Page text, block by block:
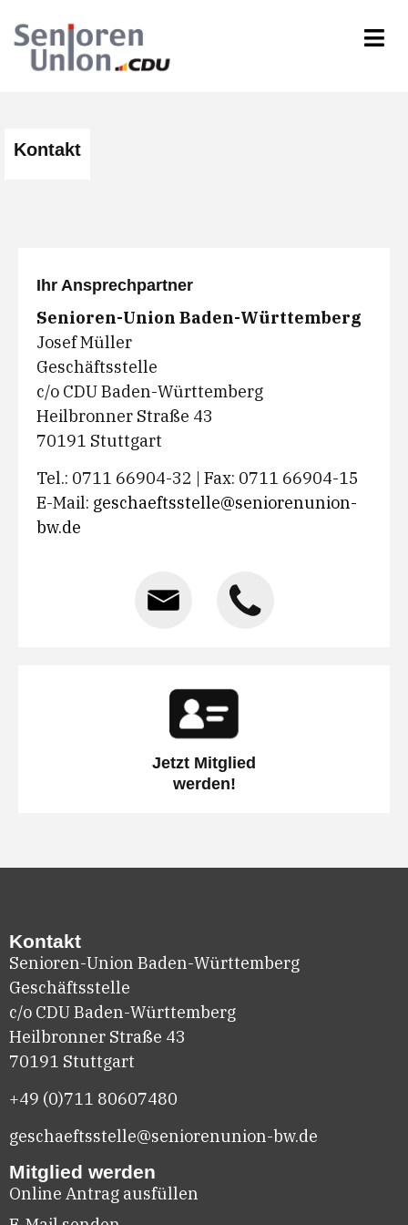
Kontakt
Ihr Ansprechpartner
Senioren-Union Baden-Württemberg
Josef Müller
Geschäftsstelle
c/o CDU Baden-Württemberg
Heilbronner Straße 43
70191 Stuttgart
Tel.: 0711 66904-32 | Fax: 0711 66904-15
E-Mail: geschaeftsstelle@seniorenunion-
bw.de
Jetzt Mitglied
werden!
Kontakt
Senioren-Union Baden-Württemberg
Geschäftsstelle
c/o CDU Baden-Württemberg
Heilbronner Straße 43
70191 Stuttgart
+49 (0)711 80607480
geschaeftsstelle@seniorenunion-bw.de
Mitglied werden
Online Antrag ausfüllen